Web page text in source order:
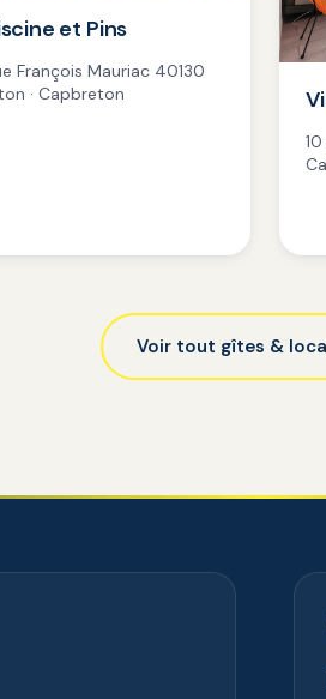
et Pins
François Mauriac 40130
· Capbreton
Voir tout gîtes &